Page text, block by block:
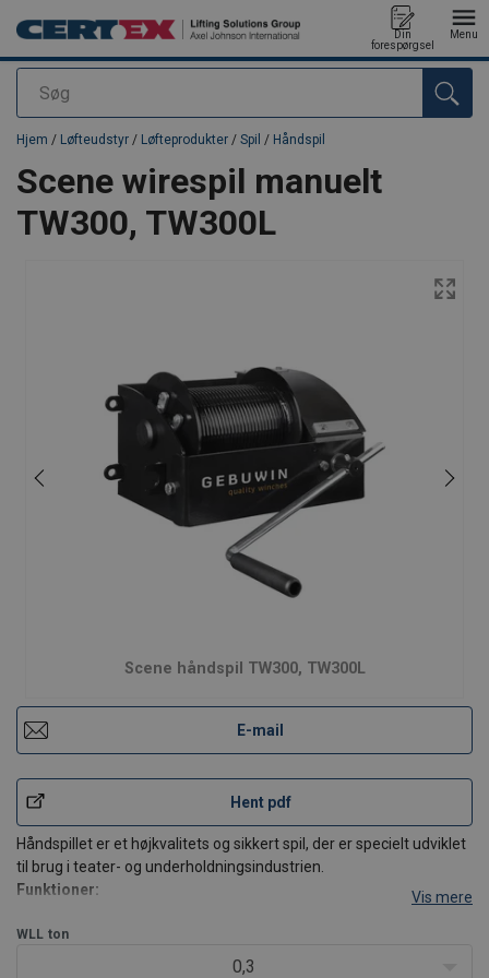
Søg
Din
forespørgsel
Menu
Produktet blev tilføjet til din forespørgsel
Hjem / Løfteudstyr / Løfteprodukter / Spil / Håndspil
Scene wirespil manuelt
TW300, TW300L
Scene håndspil TW300, TW300L
E-mail
Hent pdf
Håndspillet er et højkvalitets og sikkert spil, der er specielt udviklet
til brug i teater- og underholdningsindustrien.
Funktioner:
Lukket gearkasse
Tromle med spor for enkeltlagsopbevaring af stålwire
Vis mere
WLL ton
0,3